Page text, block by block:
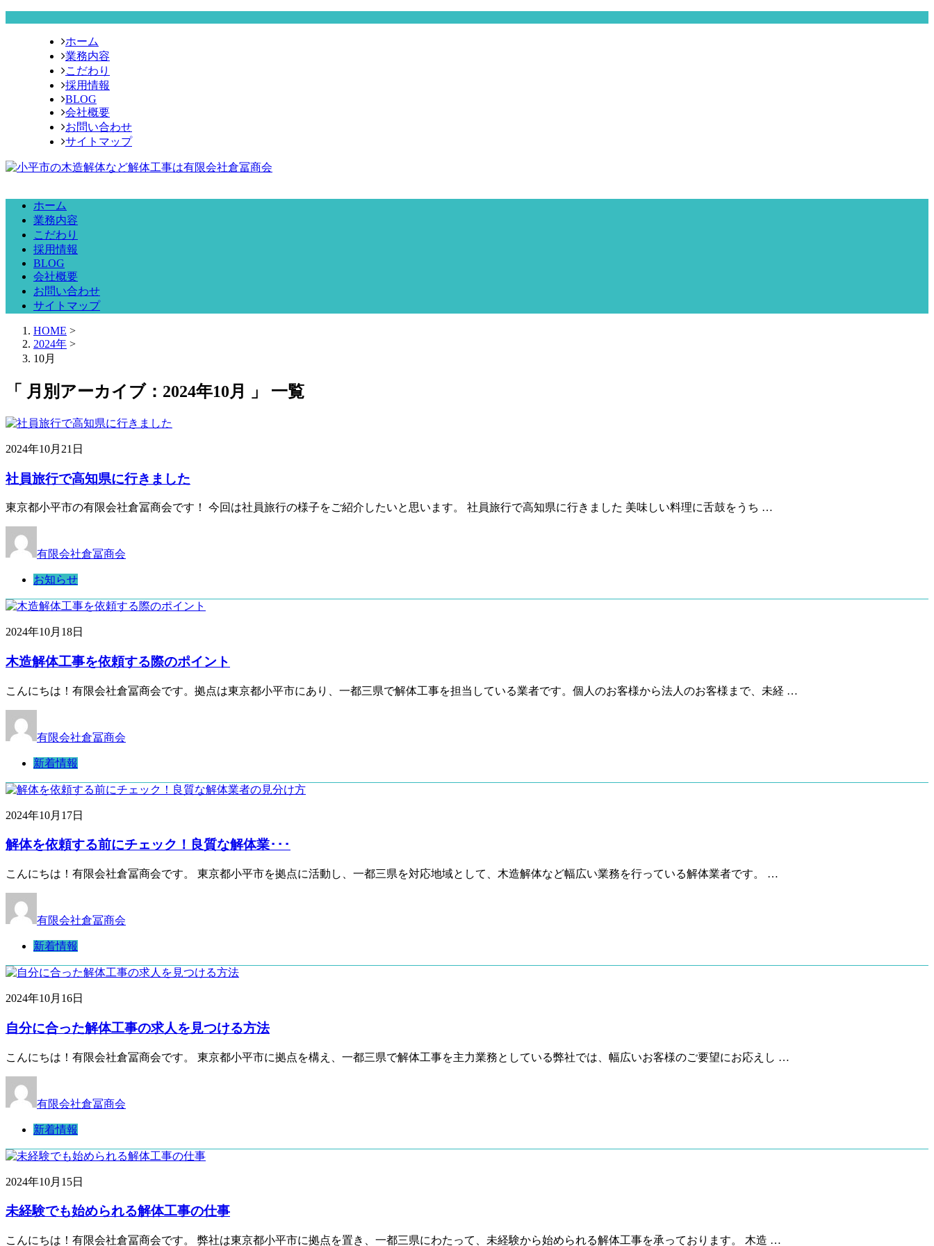
ホーム
業務内容
こだわり
採用情報
BLOG
会社概要
お問い合わせ
サイトマップ
ホーム
業務内容
こだわり
採用情報
BLOG
会社概要
お問い合わせ
サイトマップ
HOME >
2024年 >
10月
「 月別アーカイブ：2024年10月 」 一覧
2024年10月21日
社員旅行で高知県に行きました
東京都小平市の有限会社倉冨商会です！ 今回は社員旅行の様子をご紹介したいと思います。 社員旅行で高知県に行きました 美味しい料理に舌鼓をうち …
有限会社倉冨商会
お知らせ
2024年10月18日
木造解体工事を依頼する際のポイント
こんにちは！有限会社倉冨商会です。拠点は東京都小平市にあり、一都三県で解体工事を担当している業者です。個人のお客様から法人のお客様まで、未経 …
有限会社倉冨商会
新着情報
2024年10月17日
解体を依頼する前にチェック！良質な解体業･･･
こんにちは！有限会社倉冨商会です。 東京都小平市を拠点に活動し、一都三県を対応地域として、木造解体など幅広い業務を行っている解体業者です。 …
有限会社倉冨商会
新着情報
2024年10月16日
自分に合った解体工事の求人を見つける方法
こんにちは！有限会社倉冨商会です。 東京都小平市に拠点を構え、一都三県で解体工事を主力業務としている弊社では、幅広いお客様のご要望にお応えし …
有限会社倉冨商会
新着情報
2024年10月15日
未経験でも始められる解体工事の仕事
こんにちは！有限会社倉冨商会です。 弊社は東京都小平市に拠点を置き、一都三県にわたって、未経験から始められる解体工事を承っております。 木造 …